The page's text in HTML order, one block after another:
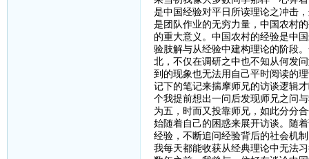
是中国经验对平日所读理论之冲击
是团队作业的无穷力量，中国农村
的重大意义。中国农村的经验是中
验肢解与从经验中建构理论的阶段
北，不仅在调研之中也不知从何发
到的现象也无法用自己平时阅读的
记下的笔记来揣摩师兄的访谈逻辑
个我提前想出一问后发现师兄之问
为五，时而又投靠师兄，如此分分
始随着自己的困惑来展开访谈。随
经验，不断追问经验背后的社会机
我每天都能收获从经典理论中无法